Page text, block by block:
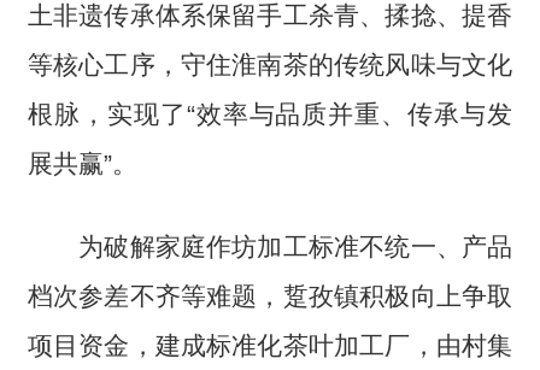
土非遗传承体系保留手工杀青、揉捻、提香
等核心工序，守住淮南茶的传统风味与文化
根脉，实现了“效率与品质并重、传承与发
展共赢”。
为破解家庭作坊加工标准不统一、产品
档次参差不齐等难题，踅孜镇积极向上争取
项目资金，建成标准化茶叶加工厂，由村集